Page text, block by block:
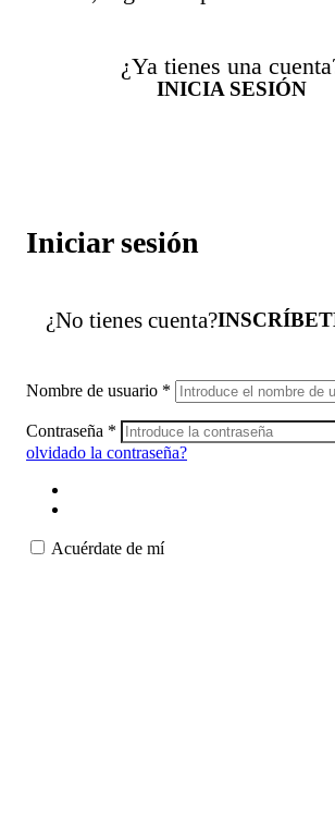
¿Ya tienes una
INICIA SESIÓN
Iniciar sesión
¿No tienes cuenta?
Nombre de usuario *
Contraseña *
olvidado la contraseña?
Acuérdate de mí